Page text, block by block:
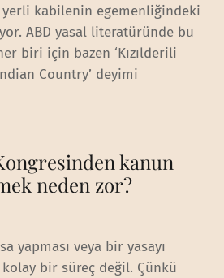
yerli kabilenin egemenliğindeki
ABD yasal literatüründe bu
biri için bazen ‘Kızılderili
Country’ deyimi
kanun
neden zor?
yapması veya bir yasayı
bir süreç değil. Çünkü